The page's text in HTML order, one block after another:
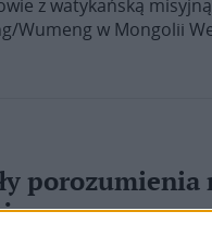
z watykańską
Wumeng w Mongolii
porozumienia